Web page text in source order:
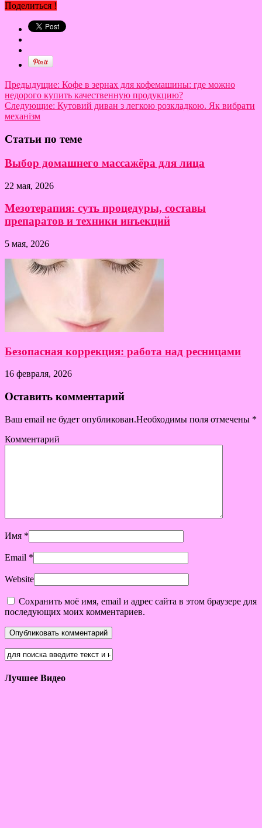
Поделиться !
Предыдущие: Кофе в зернах для кофемашины: где можно
недорого купить качественную продукцию?
Следующие: Кутовий диван з легкою розкладкою. Як вибрати
механізм
Статьи по теме
Выбор домашнего массажёра для лица
22 мая, 2026
Мезотерапия: суть процедуры, составы
препаратов и техники инъекций
5 мая, 2026
Безопасная коррекция: работа над ресницами
16 февраля, 2026
Оставить комментарий
Ваш email не будет опубликован.Необходимы поля отмечены *
Комментарий
Имя *
Email *
Website
Сохранить моё имя, email и адрес сайта в этом браузере для
последующих моих комментариев.
Лучшее Видео